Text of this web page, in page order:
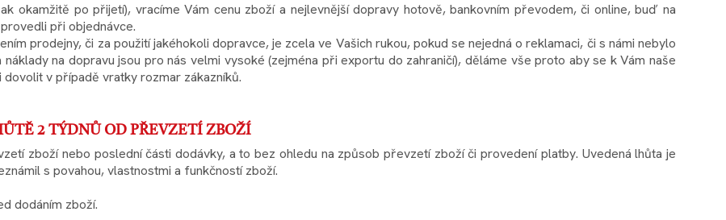
okamžitě po přijetí), vracíme Vám cenu zboží a nejlevnější dopravy hotově, bankovním převodem, či online, buď na
při objednávce.
prodejny, či za použití jakéhokoli dopravce, je zcela ve Vašich rukou, pokud se nejedná o reklamaci, či s námi nebylo
na dopravu jsou pro nás velmi vysoké (zejména při exportu do zahraničí), děláme vše proto aby se k Vám naše
v případě vratky rozmar zákazníků.
2 TÝDNŮ OD PŘEVZETÍ ZBOŽÍ
zboží nebo poslední části dodávky, a to bez ohledu na způsob převzetí zboží či provedení platby. Uvedená lhůta je
s povahou, vlastnostmi a funkčností zboží.
dodáním zboží.